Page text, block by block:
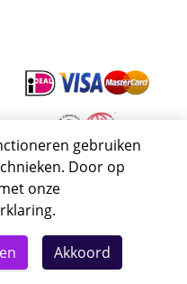
gebruiken
Door op
onze
.
Akkoord